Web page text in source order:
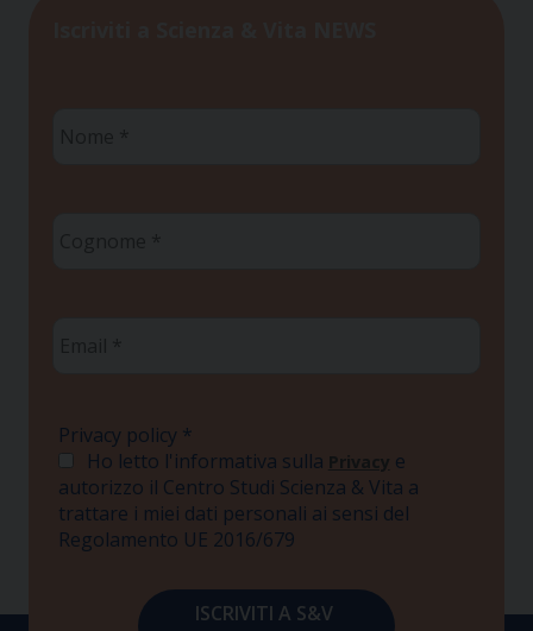
Privacy policy *
Ho letto l'informativa sulla Privacy e
autorizzo il Centro Studi Scienza & Vita a
trattare i miei dati personali ai sensi del
Regolamento UE 2016/679